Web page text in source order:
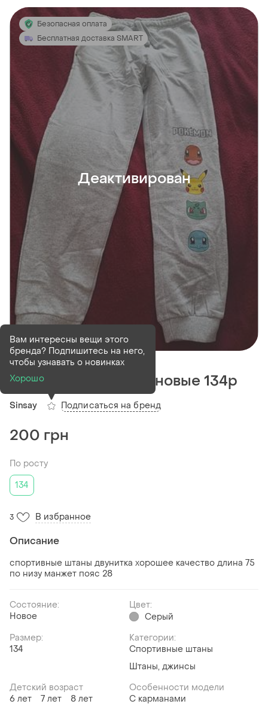
Безопасная оплата
Бесплатная доставка SMART
Деактивирован
Деактивирован1 шт
Спортивные штаны новые 134р
Sinsay
Вам интересны вещи этого
бренда? Подпишитесь на него,
чтобы узнавать о новинках
Хорошо
Подписаться на бренд
200 грн
По росту
134
3 В избранное
Описание
спортивные штаны двунитка хорошее качество длина 75
по низу манжет пояс 28
Состояние:
Новое
Цвет:
Серый
Размер:
134
Категории:
Спортивные штаны
Штаны, джинсы
Детский возраст
6 лет
7 лет 8 лет
Особенности модели
С карманами